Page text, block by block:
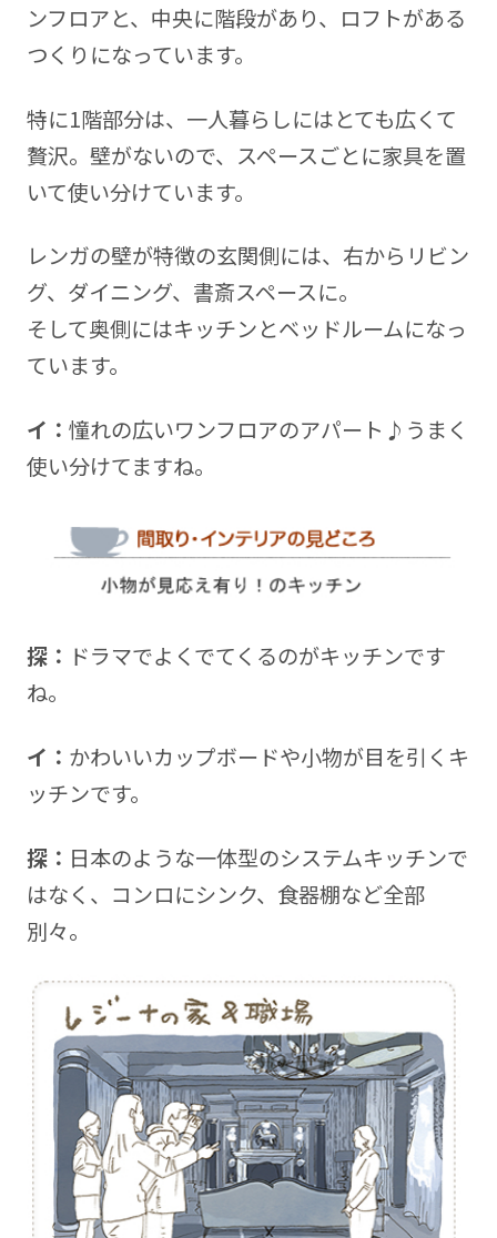
ンフロアと、中央に階段があり、ロフトがある
つくりになっています。
特に1階部分は、一人暮らしにはとても広くて
贅沢。壁がないので、スペースごとに家具を置
いて使い分けています。
レンガの壁が特徴の玄関側には、右からリビン
グ、ダイニング、書斎スペースに。
そして奥側にはキッチンとベッドルームになっ
ています。
イ： 憧れの広いワンフロアのアパート♪うまく
使い分けてますね。
探： ドラマでよくでてくるのがキッチンです
ね。
イ： かわいいカップボードや小物が目を引くキ
ッチンです。
探： 日本のような一体型のシステムキッチンで
はなく、コンロにシンク、食器棚など全部
別々。